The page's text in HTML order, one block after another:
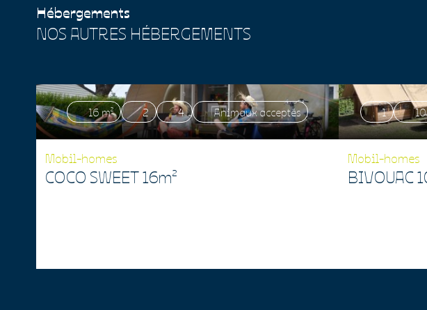
Hébergements
NOS AUTRES HÉBERGEMENTS
16 m² 2 4 Animaux acceptés
Mobil-homes
COCO SWEET 16m²
1
Mobil-homes
BIVOUAC